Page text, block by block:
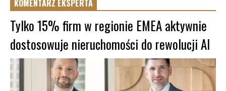
KOMENTARZ EKSPERTA
Tylko 15% firm w regionie EMEA aktywnie
dostosowuje nieruchomości do rewolucji AI